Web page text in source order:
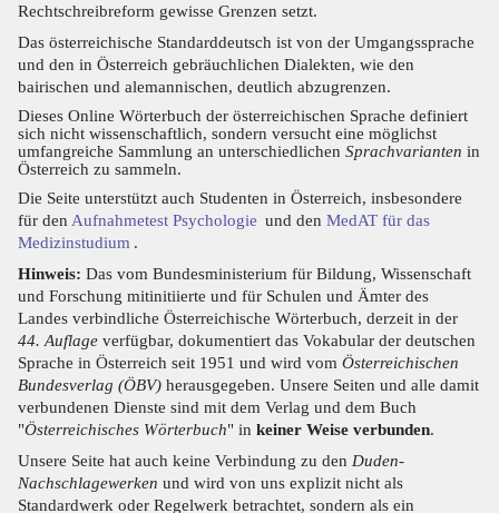
Rechtschreibreform gewisse Grenzen setzt.
Das österreichische Standarddeutsch ist von der Umgangssprache
und den in Österreich gebräuchlichen Dialekten, wie den
bairischen und alemannischen, deutlich abzugrenzen.
Dieses Online Wörterbuch der österreichischen Sprache definiert
sich nicht wissenschaftlich, sondern versucht eine möglichst
umfangreiche Sammlung an unterschiedlichen Sprachvarianten in
Österreich zu sammeln.
Die Seite unterstützt auch Studenten in Österreich, insbesondere
für den Aufnahmetest Psychologie und den MedAT für das
Medizinstudium .
Hinweis: Das vom Bundesministerium für Bildung, Wissenschaft
und Forschung mitinitiierte und für Schulen und Ämter des
Landes verbindliche Österreichische Wörterbuch, derzeit in der
44. Auflage verfügbar, dokumentiert das Vokabular der deutschen
Sprache in Österreich seit 1951 und wird vom Österreichischen
Bundesverlag (ÖBV) herausgegeben. Unsere Seiten und alle damit
verbundenen Dienste sind mit dem Verlag und dem Buch
"Österreichisches Wörterbuch" in keiner Weise verbunden.
Unsere Seite hat auch keine Verbindung zu den Duden-
Nachschlagewerken und wird von uns explizit nicht als
Standardwerk oder Regelwerk betrachtet, sondern als ein